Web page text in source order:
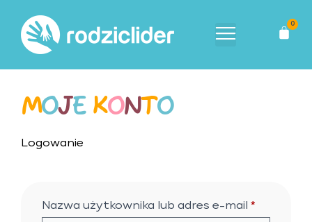
0
MOJE KONTO
Logowanie
Nazwa użytkownika lub adres e-mail *